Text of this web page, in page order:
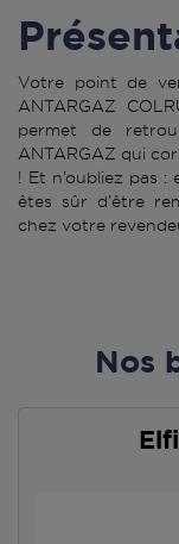
Votre point de
ANTARGAZ
permet de
ANTARGAZ qui
! Et n’oubliez pas
êtes sûr d’être
chez votre
Nos